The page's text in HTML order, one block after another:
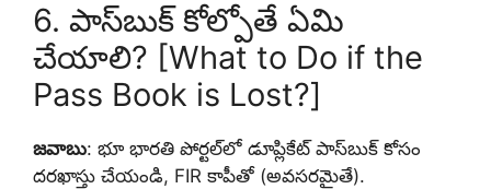
6. పాస్‌బుక్ కోల్పోతే ఏమి
చేయాలి? [What to Do if the
Pass Book is Lost?]
జవాబు: భూ భారతి పోర్టల్‌లో డూప్లికేట్ పాస్‌బుక్ కోసం
దరఖాస్తు చేయండి, FIR కాపీతో (అవసరమైతే).